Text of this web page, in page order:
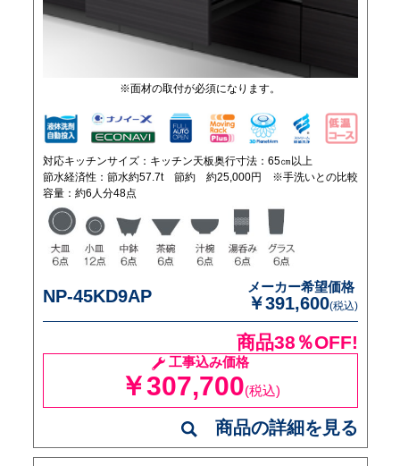
※面材の取付が必須になります。
対応キッチンサイズ：キッチン天板奥行寸法：65㎝以上
節水経済性：節水約57.7t 節約 約25,000円
※手洗いとの比較
容量：約6人分48点
NP-45KD9AP メーカー希望価格
￥391,600(税込)
商品38％OFF!
工事込み価格
￥307,700(税込)
商品の詳細を見る